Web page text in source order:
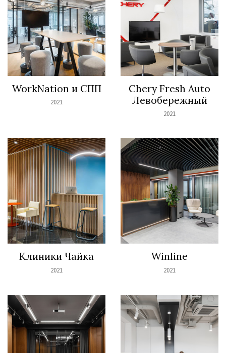
WorkNation и СПП
2021
Chery Fresh Auto
Левобережный
2021
Клиники Чайка
2021
Winline
2021